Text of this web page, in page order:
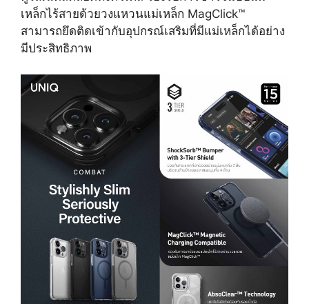
เหล็กไร้สายด้วยวงแหวนแม่เหล็ก MagClick™
สามารถยึดติดเข้ากับอุปกรณ์เสริมที่มีแม่เหล็กได้อย่าง
มีประสิทธิภาพ